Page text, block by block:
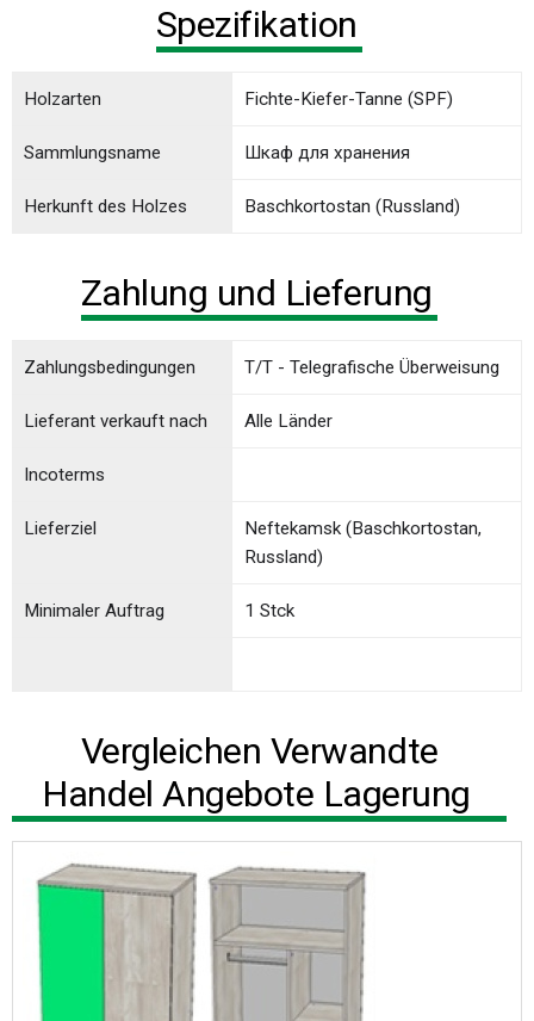
Spezifikation
Holzarten Fichte-Kiefer-Tanne (SPF)
Sammlungsname Шкаф для хранения
Herkunft des Holzes Baschkortostan (Russland)
Zahlung und Lieferung
Zahlungsbedingungen T/T - Telegrafische Überweisung
Incoterms
Minimaler Auftrag 1 Stck
Lieferant verkauft nach Alle Länder
Lieferziel
Neftekamsk (Baschkortostan,
Russland)
Vergleichen Verwandte
Handel Angebote Lagerung